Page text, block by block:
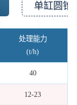
单缸圆锥
处理能力
(t/h)
40
12-23